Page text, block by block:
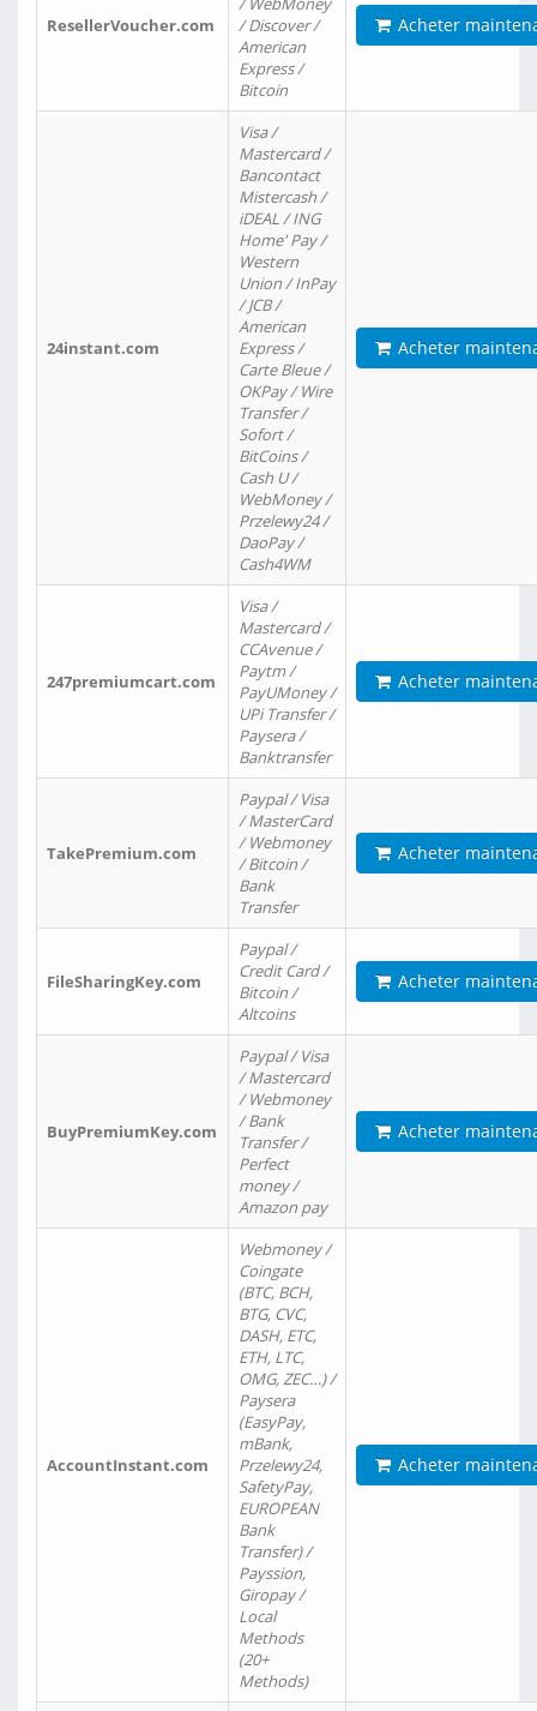
ResellerVoucher.com
/ Discover /
American
Express /
Bitcoin
Acheter
24instant.com
Visa /
Mastercard /
Bancontact
Mistercash /
iDEAL / ING
Home' Pay /
Western
Union / InPay
/ JCB /
American
Express /
Carte Bleue /
OKPay / Wire
Transfer /
Sofort /
BitCoins /
Cash U /
WebMoney /
Przelewy24 /
DaoPay /
Cash4WM
Acheter
247premiumcart.com
Visa /
Mastercard /
CCAvenue /
Paytm /
PayUMoney /
UPi Transfer /
Paysera /
Banktransfer
Acheter
TakePremium.com
Paypal / Visa
/ MasterCard
/ Webmoney
/ Bitcoin /
Bank
Transfer
Acheter
FileSharingKey.com
Paypal /
Credit Card /
Bitcoin /
Altcoins
Acheter
BuyPremiumKey.com
Paypal / Visa
/ Mastercard
/ Webmoney
/ Bank
Transfer /
Perfect
money /
Amazon pay
Acheter
AccountInstant.com
Webmoney /
Coingate
(BTC, BCH,
BTG, CVC,
DASH, ETC,
ETH, LTC,
OMG, ZEC…) /
Paysera
(EasyPay,
mBank,
Przelewy24,
SafetyPay,
EUROPEAN
Bank
Transfer) /
Payssion,
Giropay /
Local
Methods
(20+
Methods)
Acheter